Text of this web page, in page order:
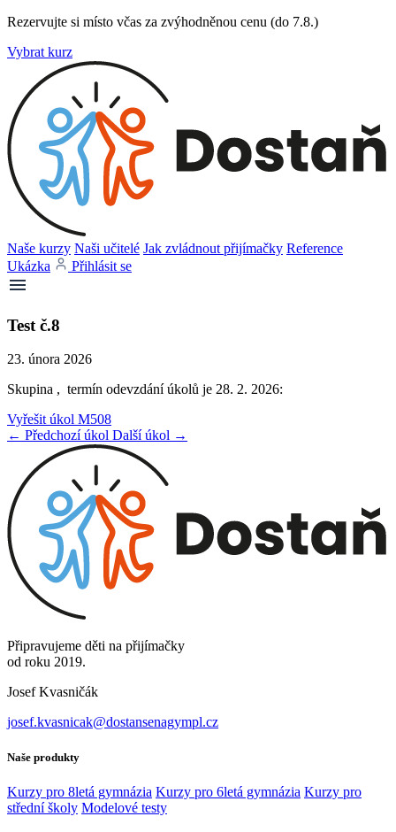
Rezervujte si místo včas za zvýhodněnou cenu (do 7.8.)
Vybrat kurz
Naše kurzy Naši učitelé Jak zvládnout přijímačky Reference
Ukázka
Přihlásit se
Test č.8
23. února 2026
Skupina , termín odevzdání úkolů je 28. 2. 2026:
Vyřešit úkol M508
← Předchozí úkol Další úkol →
Připravujeme děti na přijímačky
od roku 2019.
Josef Kvasničák
josef.kvasnicak@dostansenagympl.cz
Naše produkty
Kurzy pro 8letá gymnázia Kurzy pro 6letá gymnázia Kurzy pro
střední školy Modelové testy